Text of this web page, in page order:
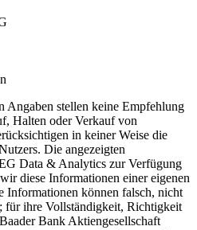
Angaben stellen keine Empfehlung
Halten oder Verkauf von
in keiner Weise die
Die angezeigten
Data & Analytics zur Verfügung
diese Informationen einer eigenen
Informationen können falsch, nicht
für ihre Vollständigkeit, Richtigkeit
Bank Aktiengesellschaft